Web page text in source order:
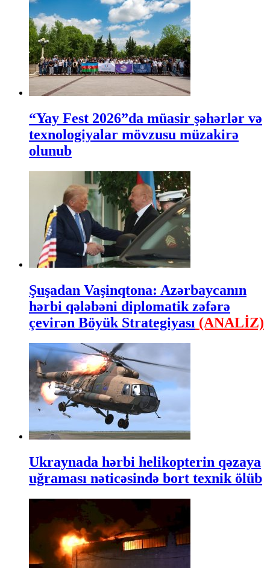
“Yay Fest 2026”da müasir şəhərlər və
texnologiyalar mövzusu müzakirə
olunub
Şuşadan Vaşinqtona: Azərbaycanın
hərbi qələbəni diplomatik zəfərə
çevirən Böyük Strategiyası (ANALİZ)
Ukraynada hərbi helikopterin qəzaya
uğraması nəticəsində bort texnik ölüb